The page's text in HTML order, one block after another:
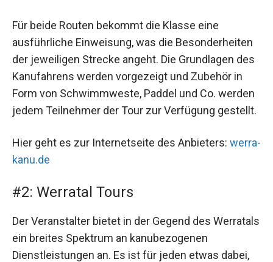
Für beide Routen bekommt die Klasse eine
ausführliche Einweisung, was die Besonderheiten
der jeweiligen Strecke angeht. Die Grundlagen des
Kanufahrens werden vorgezeigt und Zubehör in
Form von Schwimmweste, Paddel und Co. werden
jedem Teilnehmer der Tour zur Verfügung gestellt.
Hier geht es zur Internetseite des Anbieters: werra-
kanu.de
#2: Werratal Tours
Der Veranstalter bietet in der Gegend des Werratals
ein breites Spektrum an kanubezogenen
Dienstleistungen an. Es ist für jeden etwas dabei,